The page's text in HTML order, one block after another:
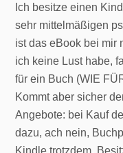
Ich besitze einen
sehr mittelmäßigen
ist das eBook bei mir
ich keine Lust habe,
für ein Buch (WIE
Kommt aber sicher
Angebote: bei Kauf
dazu, ach nein,
Kindle trotzdem.